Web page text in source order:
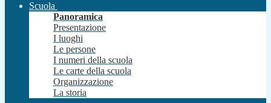
Scuola
Panoramica
Presentazione
I luoghi
Le persone
I numeri della scuola
Le carte della scuola
Organizzazione
La storia